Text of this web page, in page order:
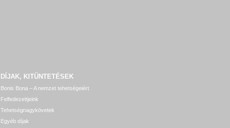
DÍJAK, KITÜNTETÉSEK
Bonis Bona – A nemzet tehetségeiért
Felfedezettjeink
Tehetségnagykövetek
Egyéb díjak